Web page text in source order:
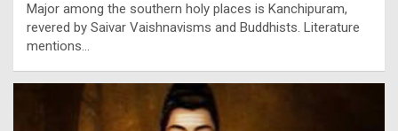
Major among the southern holy places is Kanchipuram,
revered by Saivar Vaishnavisms and Buddhists. Literature
mentions…